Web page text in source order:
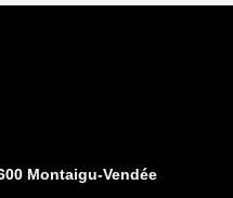
Montaigu-Vendée